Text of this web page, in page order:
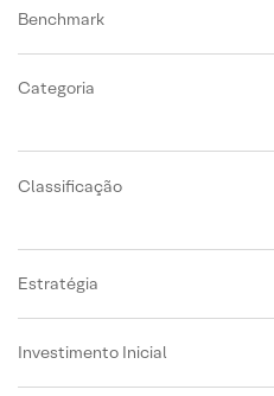
Benchmark
Categoria
Classificação
Estratégia
Investimento Inicial